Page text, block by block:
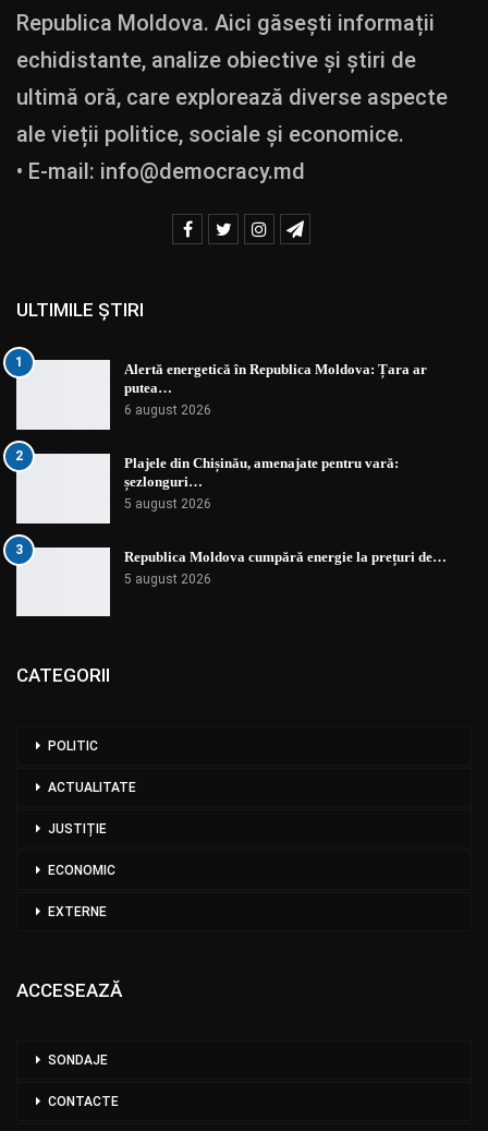
Republica Moldova. Aici găsești informații
echidistante, analize obiective și știri de
ultimă oră, care explorează diverse aspecte
ale vieții politice, sociale și economice.
• E-mail: info@democracy.md
ULTIMILE ȘTIRI
1
Alertă energetică în Republica Moldova: Țara ar
putea…
6 august 2026
2
Plajele din Chișinău, amenajate pentru vară:
șezlonguri…
5 august 2026
3 Republica Moldova cumpără energie la prețuri de…
5 august 2026
CATEGORII
POLITIC
ACTUALITATE
JUSTIȚIE
ECONOMIC
EXTERNE
ACCESEAZĂ
SONDAJE
CONTACTE